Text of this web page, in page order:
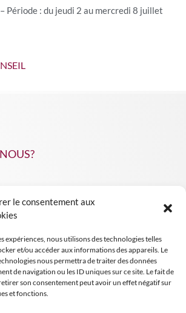
le consentement aux
expériences, nous utilisons des technologies telles
et/ou accéder aux informations des appareils. Le
nous permettra de traiter des données
de navigation ou les ID uniques sur ce site. Le fait de
son consentement peut avoir un effet négatif sur
et fonctions.
Période : du jeudi 2 au mercredi 8 juillet